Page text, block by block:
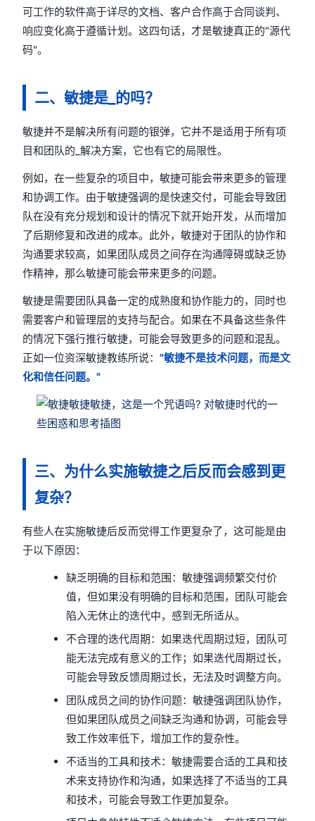
可工作的软件高于详尽的文档、客户合作高于合同谈判、
响应变化高于遵循计划。这四句话，才是敏捷真正的"源代
码"。
二、敏捷是_的吗？
敏捷并不是解决所有问题的银弹，它并不是适用于所有项
目和团队的_解决方案，它也有它的局限性。
例如，在一些复杂的项目中，敏捷可能会带来更多的管理
和协调工作。由于敏捷强调的是快速交付，可能会导致团
队在没有充分规划和设计的情况下就开始开发，从而增加
了后期修复和改进的成本。此外，敏捷对于团队的协作和
沟通要求较高，如果团队成员之间存在沟通障碍或缺乏协
作精神，那么敏捷可能会带来更多的问题。
敏捷是需要团队具备一定的成熟度和协作能力的，同时也
需要客户和管理层的支持与配合。如果在不具备这些条件
的情况下强行推行敏捷，可能会导致更多的问题和混乱。
正如一位资深敏捷教练所说："敏捷不是技术问题，而是文
化和信任问题。"
三、为什么实施敏捷之后反而会感到更
复杂？
有些人在实施敏捷后反而觉得工作更复杂了，这可能是由
于以下原因：
缺乏明确的目标和范围：敏捷强调频繁交付价
值，但如果没有明确的目标和范围，团队可能会
陷入无休止的迭代中，感到无所适从。
不合理的迭代周期：如果迭代周期过短，团队可
能无法完成有意义的工作；如果迭代周期过长，
可能会导致反馈周期过长，无法及时调整方向。
团队成员之间的协作问题：敏捷强调团队协作，
但如果团队成员之间缺乏沟通和协调，可能会导
致工作效率低下，增加工作的复杂性。
不适当的工具和技术：敏捷需要合适的工具和技
术来支持协作和沟通，如果选择了不适当的工具
和技术，可能会导致工作更加复杂。